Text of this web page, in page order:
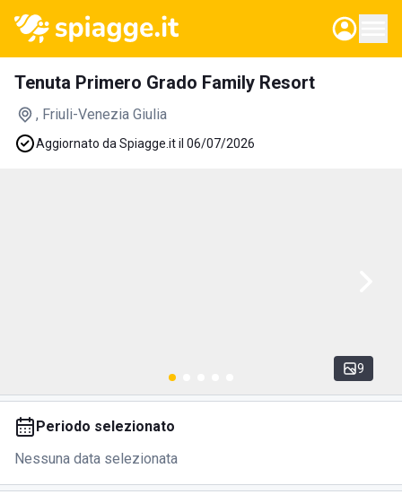
Tenuta Primero Grado Family Resort
, Friuli-Venezia Giulia
Aggiornato da Spiagge.it il 06/07/2026
9
Periodo selezionato
Nessuna data selezionata